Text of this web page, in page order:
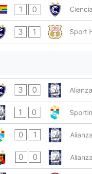
1 0
3 1 Sport
3 0
1 0
0 1
0 0